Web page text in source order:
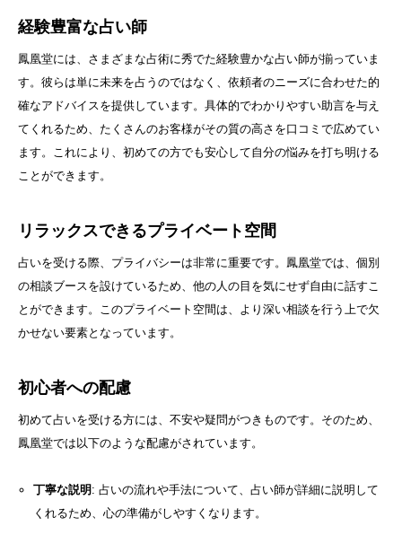
経験豊富な占い師
鳳凰堂には、さまざまな占術に秀でた経験豊かな占い師が揃っていま
す。彼らは単に未来を占うのではなく、依頼者のニーズに合わせた的
確なアドバイスを提供しています。具体的でわかりやすい助言を与え
てくれるため、たくさんのお客様がその質の高さを口コミで広めてい
ます。これにより、初めての方でも安心して自分の悩みを打ち明ける
ことができます。
リラックスできるプライベート空間
占いを受ける際、プライバシーは非常に重要です。鳳凰堂では、個別
の相談ブースを設けているため、他の人の目を気にせず自由に話すこ
とができます。このプライベート空間は、より深い相談を行う上で欠
かせない要素となっています。
初心者への配慮
初めて占いを受ける方には、不安や疑問がつきものです。そのため、
鳳凰堂では以下のような配慮がされています。
丁寧な説明 : 占いの流れや手法について、占い師が詳細に説明して
くれるため、心の準備がしやすくなります。